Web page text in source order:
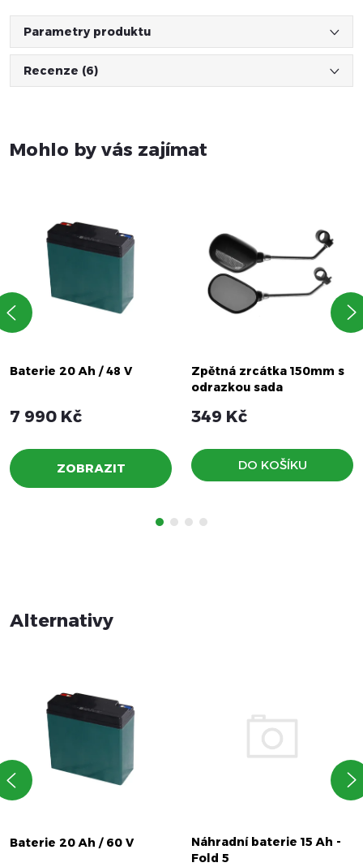
Parametry produktu
Recenze (6)
Mohlo by vás zajímat
Baterie 20 Ah / 48 V
7 990 Kč
ZOBRAZIT
Zpětná zrcátka 150mm s
odrazkou sada
349 Kč
DO KOŠÍKU
Baterie 20 Ah / 60 V
Náhradní baterie 15 Ah -
Fold 5